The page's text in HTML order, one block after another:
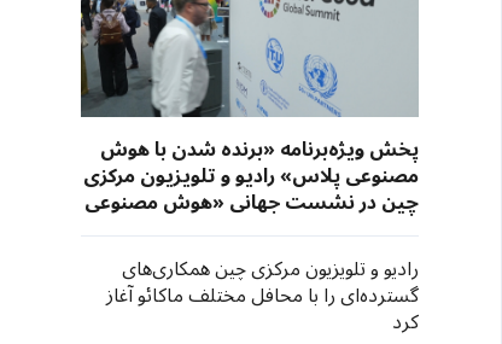
پخش ویژه‌برنامه «برنده شدن با هوش
مصنوعی پلاس» رادیو و تلویزیون مرکزی
چین در نشست جهانی «هوش مصنوعی
برای خیر»
رادیو و تلویزیون مرکزی چین همکاری‌های
گسترده‌ای را با محافل مختلف ماکائو آغاز
کرد